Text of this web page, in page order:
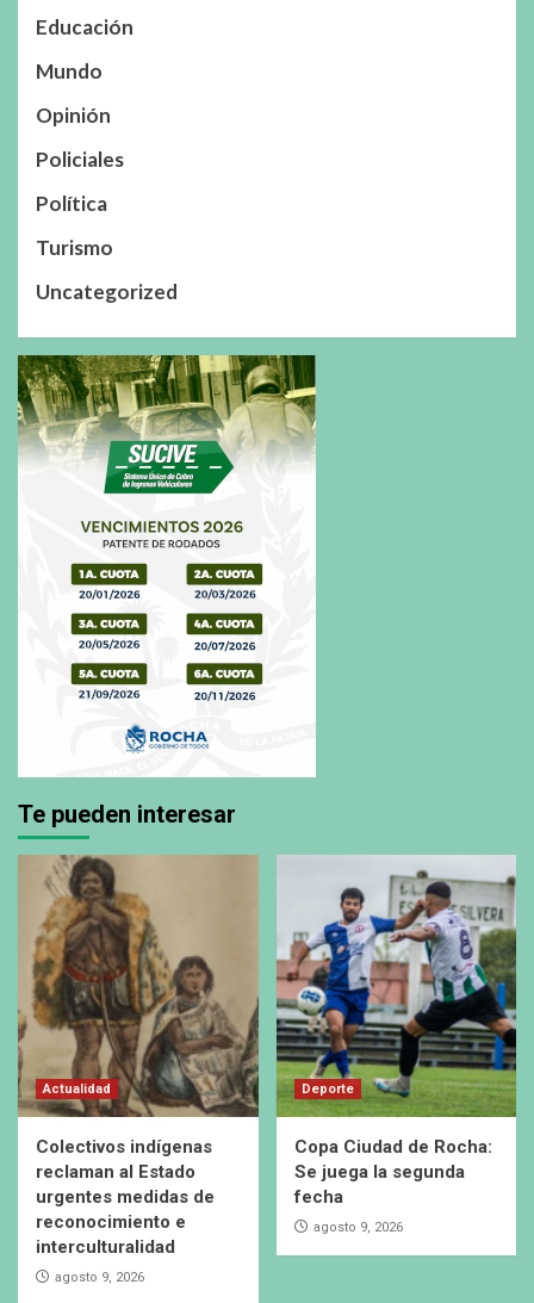
Educación
Mundo
Opinión
Policiales
Política
Turismo
Uncategorized
Te pueden interesar
Actualidad
Colectivos indígenas
reclaman al Estado
urgentes medidas de
reconocimiento e
interculturalidad
agosto 9, 2026
Deporte
Copa Ciudad de Rocha:
Se juega la segunda
fecha
agosto 9, 2026